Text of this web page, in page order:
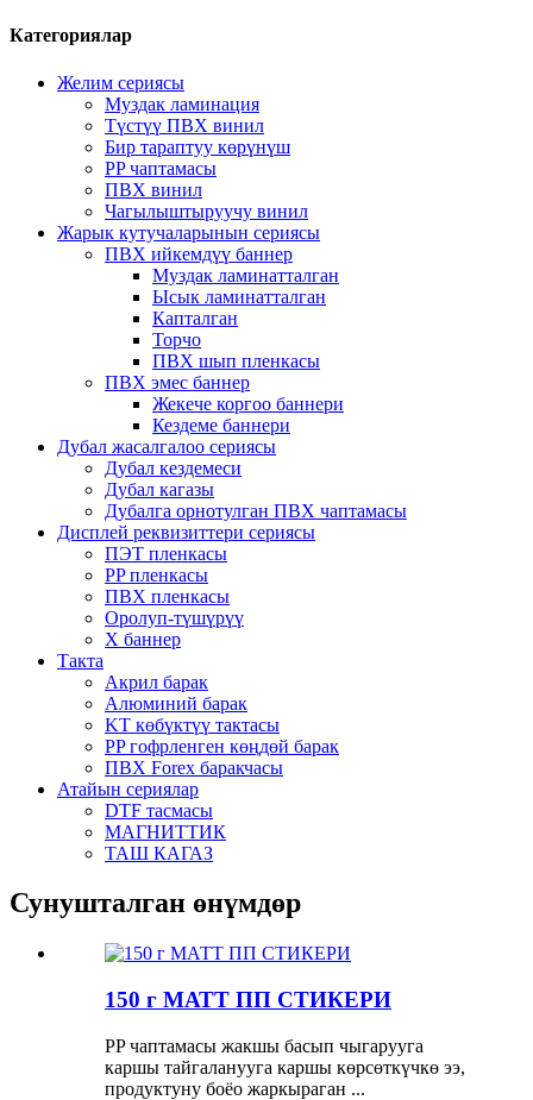
Категориялар
Желим сериясы
Муздак ламинация
Түстүү ПВХ винил
Бир тараптуу көрүнүш
PP чаптамасы
ПВХ винил
Чагылыштыруучу винил
Жарык кутучаларынын сериясы
ПВХ ийкемдүү баннер
Муздак ламинатталган
Ысык ламинатталган
Капталган
Торчо
ПВХ шып пленкасы
ПВХ эмес баннер
Жекече коргоо баннери
Кездеме баннери
Дубал жасалгалоо сериясы
Дубал кездемеси
Дубал кагазы
Дубалга орнотулган ПВХ чаптамасы
Дисплей реквизиттери сериясы
ПЭТ пленкасы
PP пленкасы
ПВХ пленкасы
Оролуп-түшүрүү
X баннер
Такта
Акрил барак
Алюминий барак
KT көбүктүү тактасы
PP гофрленген көңдөй барак
ПВХ Forex баракчасы
Атайын сериялар
DTF тасмасы
МАГНИТТИК
ТАШ КАГАЗ
Сунушталган өнүмдөр
150 г МАТТ ПП СТИКЕРИ
PP чаптамасы жакшы басып чыгарууга
каршы тайгаланууга каршы көрсөткүчкө ээ,
продуктуну боёо жаркыраган ...